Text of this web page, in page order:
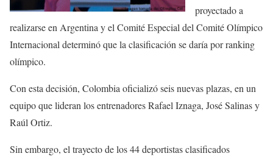
proyectado a
realizarse en Argentina y el Comité Especial del Comité Olímpico
Internacional determinó que la clasificación se daría por ranking
olímpico.
Con esta decisión, Colombia oficializó seis nuevas plazas, en un
equipo que lideran los entrenadores Rafael Iznaga, José Salinas y
Raúl Ortiz.
Sin embargo, el trayecto de los 44 deportistas clasificados